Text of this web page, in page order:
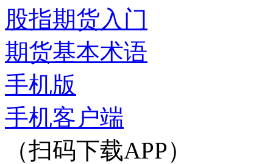
股指期货入门
期货基本术语
手机版
手机客户端
（扫码下载APP）